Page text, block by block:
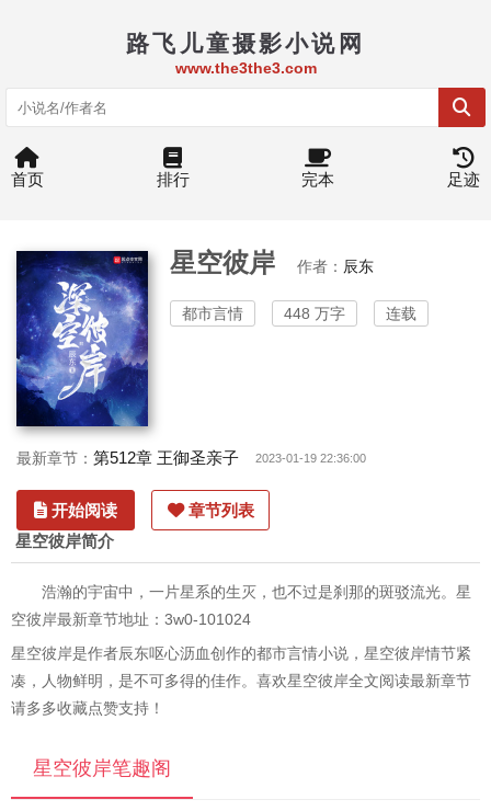
路飞儿童摄影小说网
www.the3the3.com
首页 排行 完本 足迹
星空彼岸 作者： 辰东
都市言情 448 万字 连载
最新章节： 第512章 王御圣亲子 2023-01-19 22:36:00
开始阅读 章节列表
星空彼岸简介
浩瀚的宇宙中，一片星系的生灭，也不过是刹那的斑驳流光。星
空彼岸最新章节地址：3w0-101024
星空彼岸是作者辰东呕心沥血创作的都市言情小说，星空彼岸情节紧
凑，人物鲜明，是不可多得的佳作。喜欢星空彼岸全文阅读最新章节
请多多收藏点赞支持！
星空彼岸笔趣阁